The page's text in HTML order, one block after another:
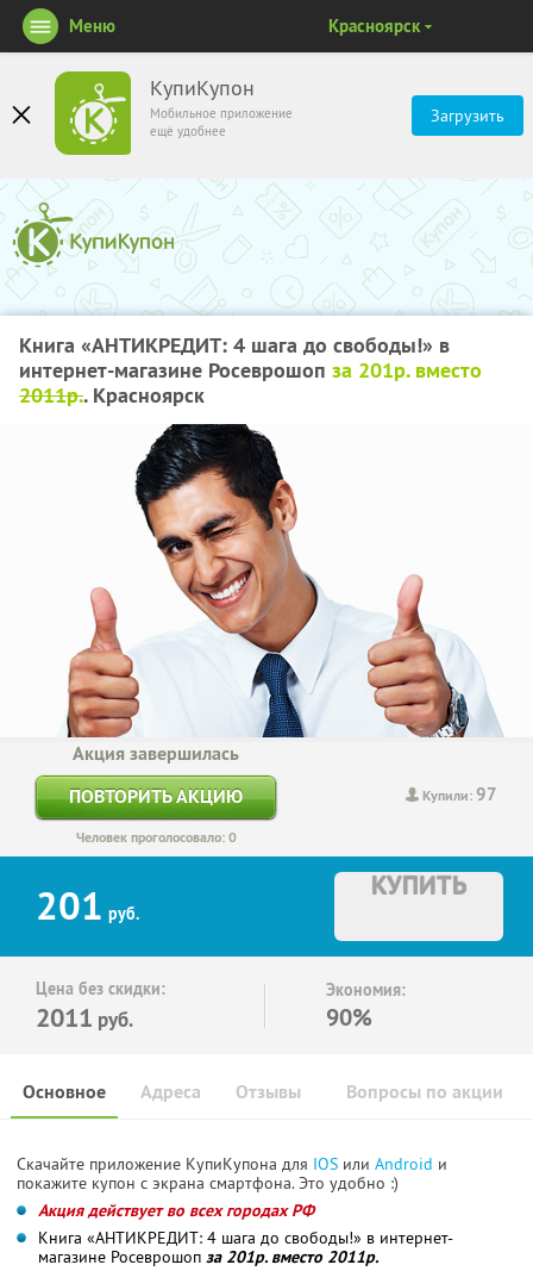
КупиКупон
Мобильное приложение
ещё удобнее
Загрузить
Меню Красноярск
Книга «АНТИКРЕДИТ: 4 шага до свободы!» в
интернет-магазине Росеврошоп за 201р. вместо
2011р.. Красноярск
Купили:97
Акция завершилась
ПОВТОРИТЬ АКЦИЮ
Человек проголосовало: 0
201 руб.
КУПИТЬ
Цена без скидки:
2011 руб.
Экономия:
90%
Основное Отзывы Вопросы по акции
Адреса
Скачайте приложение КупиКупона для IOS или Android и
покажите купон с экрана смартфона. Это удобно :)
Акция действует во всех городах РФ
Книга «АНТИКРЕДИТ: 4 шага до свободы!» в интернет-
магазине Росеврошоп за 201р. вместо 2011р.